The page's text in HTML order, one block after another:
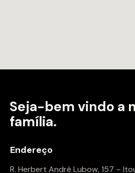
Seja-bem vindo a
família.
Endereço
R. Herbert André Lubow, 157 –